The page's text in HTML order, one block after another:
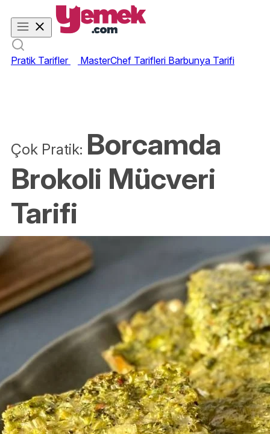
Pratik Tarifler MasterChef Tarifleri Barbunya Tarifi
Çok Pratik: Borcamda
Brokoli Mücveri
Tarifi